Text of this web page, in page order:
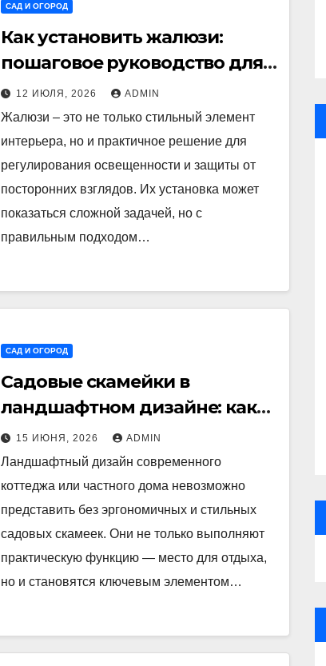
САД И ОГОРОД
Как установить жалюзи:
пошаговое руководство для
начинающих
12 ИЮЛЯ, 2026 ADMIN
Жалюзи – это не только стильный элемент
интерьера, но и практичное решение для
регулирования освещенности и защиты от
посторонних взглядов. Их установка может
показаться сложной задачей, но с
правильным подходом…
САД И ОГОРОД
Садовые скамейки в
ландшафтном дизайне: как
украсить территорию
Madmetal.ru и создать зону
отдыха
15 ИЮНЯ, 2026 ADMIN
Ландшафтный дизайн современного
коттеджа или частного дома невозможно
представить без эргономичных и стильных
садовых скамеек. Они не только выполняют
практическую функцию — место для отдыха,
но и становятся ключевым элементом…